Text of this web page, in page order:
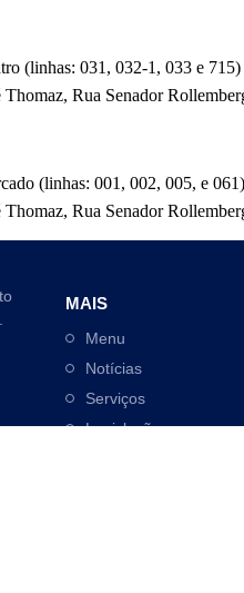
(linhas: 031, 032-1, 033 e 715)
Rua Senador
(linhas: 001, 002, 005, e 061)
Rua Senador
MAIS
Menu
Notícias
Serviços
Legislação